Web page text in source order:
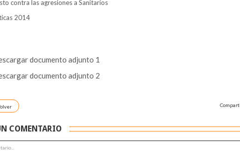
contra las agresiones a Sanitarios
2014
documento adjunto 1
documento adjunto 2
COMENTARIO